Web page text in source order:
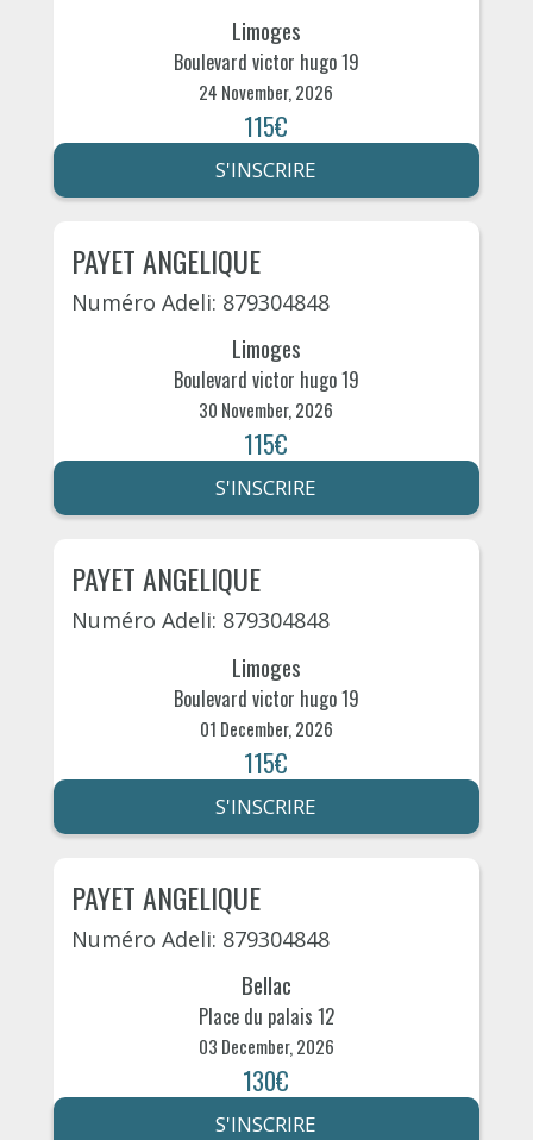
Limoges
Boulevard victor hugo 19
24 November, 2026
115€
S'INSCRIRE
PAYET ANGELIQUE
Numéro Adeli: 879304848
Limoges
Boulevard victor hugo 19
30 November, 2026
115€
S'INSCRIRE
PAYET ANGELIQUE
Numéro Adeli: 879304848
Limoges
Boulevard victor hugo 19
01 December, 2026
115€
S'INSCRIRE
PAYET ANGELIQUE
Numéro Adeli: 879304848
Bellac
Place du palais 12
03 December, 2026
130€
S'INSCRIRE